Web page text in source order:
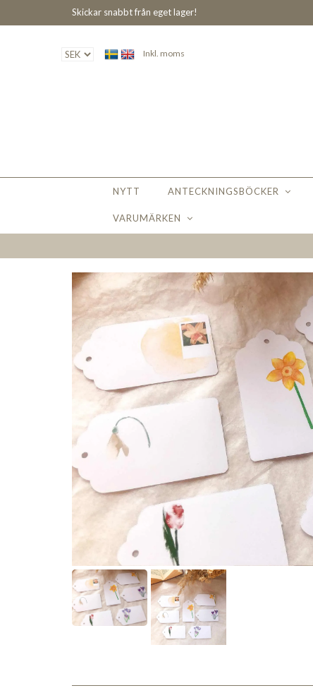
Skickar snabbt från eget lager!
Inkl. moms
NYTT ANTECKNINGSBÖCKER
VARUMÄRKEN